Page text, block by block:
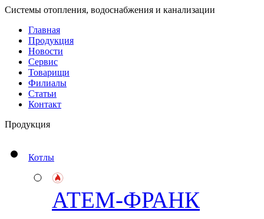
Системы отопления, водоснабжения и канализации
Главная
Продукция
Новости
Сервис
Товарищи
Филиалы
Статьи
Контакт
Продукция
Котлы
АТЕМ-ФРАНК